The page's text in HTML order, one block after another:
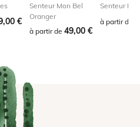
€
Senteur Mon Bel
Oranger
à partir de 49,00 €
Senteur
à partir de